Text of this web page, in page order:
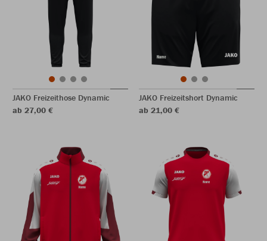
JAKO Freizeithose Dynamic
ab 27,00 €
JAKO Freizeitshort Dynamic
ab 21,00 €